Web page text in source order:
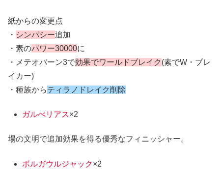
紙からの変更点
・ シンパシー追加
・素のパワー30000に
・メテオバーン3で効果でワールドブレイク (素でW・ブレ
イカー)
・種族からティラノドレイク削除
ガルべリアス×2
場の文明で追加効果を得る優秀なフィニッシャー。
ボルガウルジャック×2